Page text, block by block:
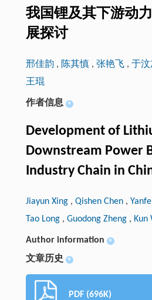
我国锂及其下游动
展探讨
邢佳韵 , 陈其慎 , 张艳飞 , 于汶
王琨
作者信息 +
Development of
Downstream Power
Industry Chain in
Jiayun Xing , Qishen Chen ,
Tao Long , Guodong Zheng , Kun
Author information +
文章历史 +
PDF (696K)